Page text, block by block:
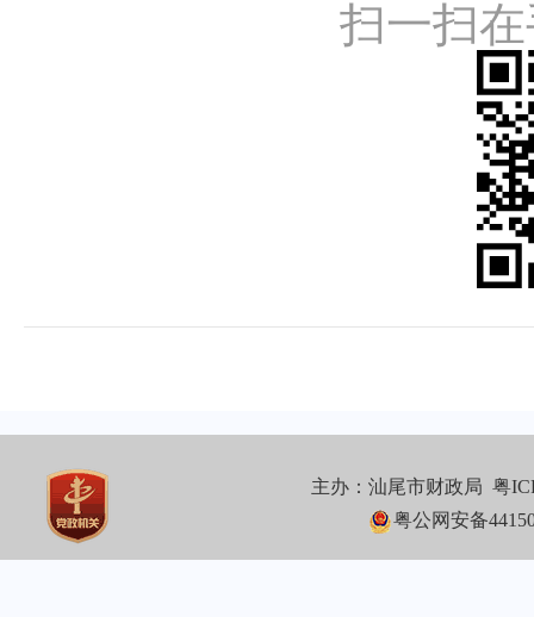
扫一扫
主办：汕尾市财政局粤
粤公网安备